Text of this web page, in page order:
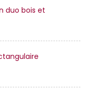
duo bois et